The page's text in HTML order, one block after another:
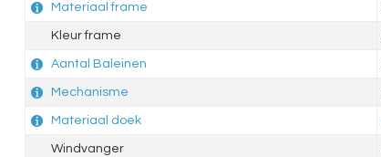
Materiaal frame
Kleur frame
Aantal Baleinen
Mechanisme
Materiaal doek
Windvanger